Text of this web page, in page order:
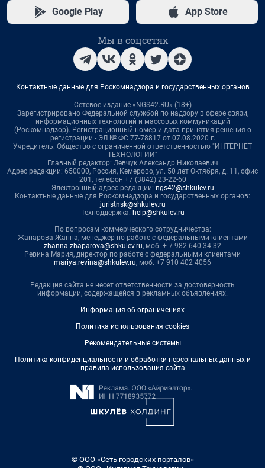
Google Play App Store
Мы в соцсетях
Контактные данные для Роскомнадзора и государственных органов
Сетевое издание «NGS42.RU» (18+)
Зарегистрировано Федеральной службой по надзору в сфере связи,
информационных технологий и массовых коммуникаций
(Роскомнадзор). Регистрационный номер и дата принятия решения о
регистрации - ЭЛ № ФС 77-78817 от 07.08.2020 г.
Учредитель: Общество с ограниченной ответственностью "ИНТЕРНЕТ
ТЕХНОЛОГИИ"
Главный редактор: Левчук Александр Николаевич
Адрес редакции: 650000, Россия, Кемерово, ул. 50 лет Октября, д. 11, офис
201, телефон +7 (3842) 23-22-60
Электронный адрес редакции: ngs42@shkulev.ru
Контактные данные для Роскомнадзора и государственных органов:
juristnsk@shkulev.ru
Техподдержка: help@shkulev.ru
По вопросам коммерческого сотрудничества:
Жапарова Жанна, менеджер по работе с федеральными клиентами
zhanna.zhaparova@shkulev.ru, моб. + 7 982 640 34 32
Ревина Мария, директор по работе с федеральными клиентами
mariya.revina@shkulev.ru, моб. +7 910 402 4056
Редакция сайта не несет ответственности за достоверность
информации, содержащейся в рекламных объявлениях.
Информация об ограничениях
Политика использования cookies
Рекомендательные системы
Политика конфиденциальности и обработки персональных данных и
правила использования сайта
© ООО «Сеть городских порталов»